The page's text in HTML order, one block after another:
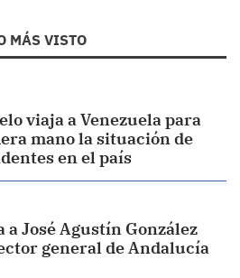
MÁS VISTO
viaja a Venezuela para
mano la situación de
en el país
José Agustín González
general de Andalucía